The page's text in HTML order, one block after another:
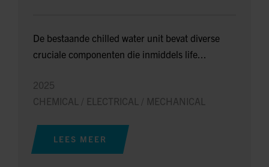
De bestaande chilled water unit bevat diverse
cruciale componenten die inmiddels life...
2025
CHEMICAL / ELECTRICAL / MECHANICAL
LEES MEER